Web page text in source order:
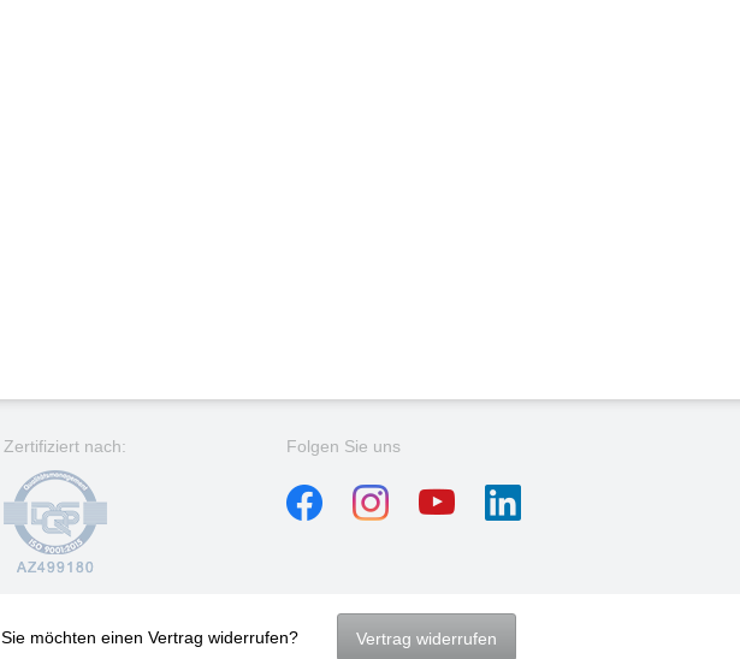
Zertifiziert nach: Folgen Sie uns
Sie möchten einen Vertrag widerrufen? Vertrag widerrufen